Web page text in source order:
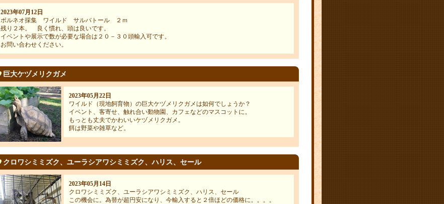
2023年07月12日
ボルネオ採集 ワイルド サルバトール ２ｍ
残り２本。 良く慣れ、頭は良いです。
イベントや展示で数が必要な場合は２０－３０頭輸入可です。
お問い合わせください。
巨大ケヅメリクガメ
2023年05月22日
ワイルド（現地飼育物）の巨大ケヅメリクガメは如何でしょうか？
イベント、客寄せ、触れ合い動物園、カフェなどのマスコットに。
もっとも丈夫でかわいいケヅメリクガメ。
餌は野菜や雑草など。
クロワシミミズク、ユーラシアワシミミズク、ハリス、セール
2023年05月14日
クロワシミミズク、ユーラシアワシミミズク、ハリス、セール
この機会に。為替が超円安になり、今輸入すると２倍ほどの価格に。。。。